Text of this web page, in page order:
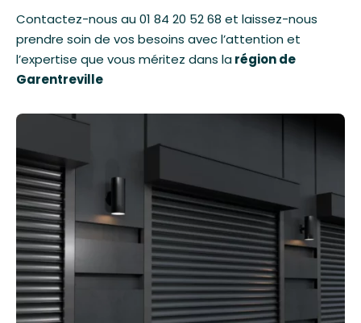
Contactez-nous au01 84 20 52 68 et laissez-nous
prendre soin de vos besoins avec l’attention et
l’expertise que vous méritez dans larégion de
Garentreville